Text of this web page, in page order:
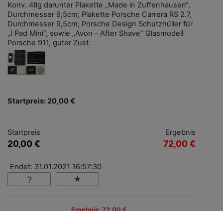
Konv. 4tlg darunter Plakette „Made in Zuffenhausen“,
Durchmesser 9,5cm; Plakette Porsche Carrera RS 2.7,
Durchmesser 9,5cm; Porsche Design Schutzhüller für
„I Pad Mini“, sowie „Avon – After Shave“ Glasmodell
Porsche 911, guter Zust.
Startpreis: 20,00 €
Startpreis
20,00 €
Ergebnis
72,00 €
Endet: 31.01.2021 16:57:30